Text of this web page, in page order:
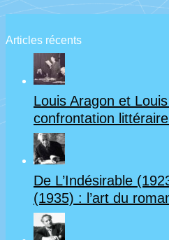
Articles récents
Louis Aragon et
confrontation
De L’Indésirable
(1935) : l’art du